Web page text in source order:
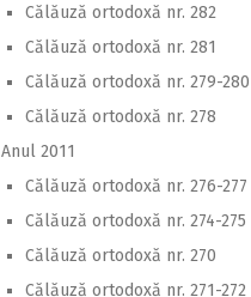
Călăuză ortodoxă nr. 282
Călăuză ortodoxă nr. 281
Călăuză ortodoxă nr. 279-280
Călăuză ortodoxă nr. 278
Anul 2011
Călăuză ortodoxă nr. 276-277
Călăuză ortodoxă nr. 274-275
Călăuză ortodoxă nr. 270
Călăuză ortodoxă nr. 271-272